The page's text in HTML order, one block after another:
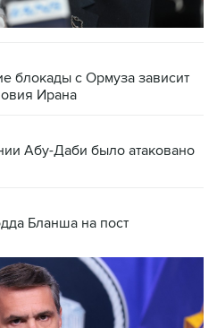
блокады с Ормуза зависит
Ирана
Абу-Даби было атаковано
Бланша на пост